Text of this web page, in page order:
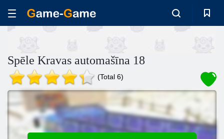
Spēle Kravas automašīna 18
(Total 6)